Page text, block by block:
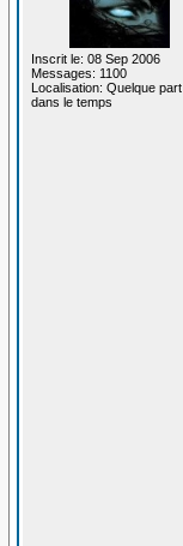
Inscrit le: 08 Sep 2006
Messages: 1100
Localisation: Quelque part
dans le temps